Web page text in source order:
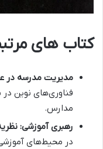
کتاب های
مدیریت مدرسه در
فناوری‌های نوین در
مدارس.
رهبری آموزشی:
در محیط‌های آموزشی